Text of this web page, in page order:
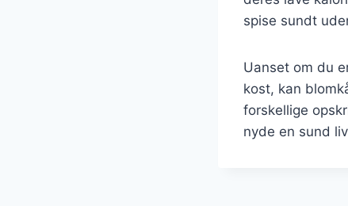
spise sundt
Uanset om du
kost, kan
forskellige
nyde en sund